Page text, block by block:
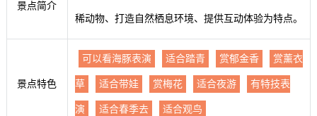
景点简介
稀动物、打造自然栖息环境、提供互动体验为特点。
景点特色
可以看海豚表演 适合踏青 赏郁金香 赏薰衣
草 适合带娃 赏梅花 适合夜游 有特技表
演 适合春季去 适合观鸟